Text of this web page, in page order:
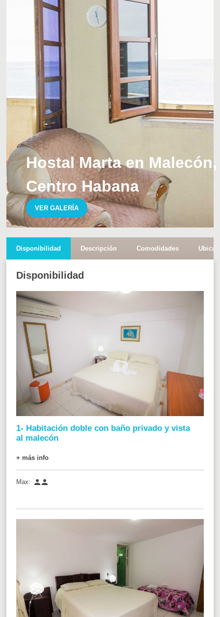
Hostal Marta en Malecón,
Centro Habana
VER GALERÍA
Disponibilidad Descripción Comodidades
Disponibilidad
1- Habitación doble con baño privado y vista
al malecón
+ más info
Max: 